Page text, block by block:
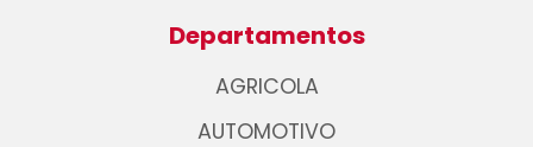
Departamentos
AGRICOLA
AUTOMOTIVO